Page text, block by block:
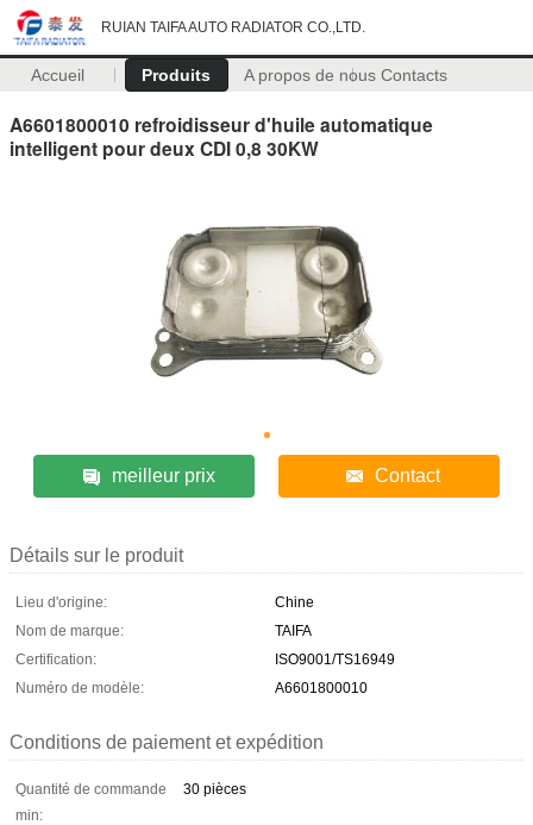
RUIAN TAIFA AUTO RADIATOR CO.,LTD.
Accueil Produits A propos de nous Contacts
A6601800010 refroidisseur d'huile automatique
intelligent pour deux CDI 0,8 30KW
meilleur prix Contact
Détails sur le produit
Lieu d'origine:
Chine
Nom de marque:
TAIFA
Certification:
ISO9001/TS16949
Numéro de modèle:
A6601800010
Conditions de paiement et expédition
Quantité de commande
min:
30 pièces